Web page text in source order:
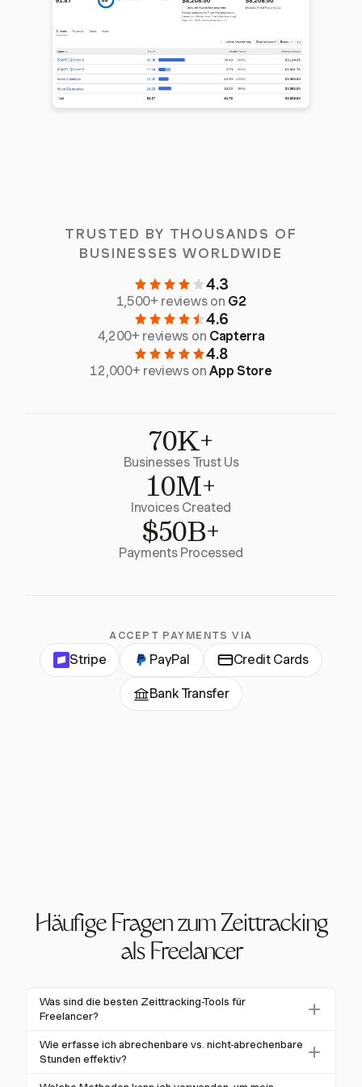
TRUSTED BY THOUSANDS OF
BUSINESSES WORLDWIDE
4.3
1,500+ reviews on G2
4.6
4,200+ reviews on Capterra
4.8
12,000+ reviews onApp Store
70K+
Businesses Trust Us
10M+
Invoices Created
$50B+
Payments Processed
ACCEPT PAYMENTS VIA
Stripe PayPal Credit Cards
Bank Transfer
Häufige Fragen zum Zeittracking
als Freelancer
Was sind die besten Zeittracking-Tools für
Freelancer?
Harvest ist eines der besten Tools für Freelancer und
bietet Ein-Klick-Timer sowie manuelle Eingaben zur
Wie erfasse ich abrechenbare vs. nicht-abrechenbare
Stunden effektiv?
Mit Harvest können Freelancer leicht zwischen